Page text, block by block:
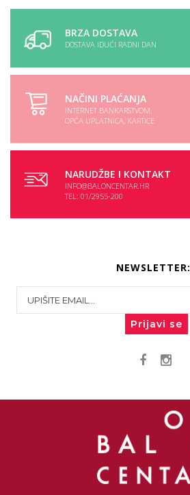
BRZA DOSTAVA
DOSTAVA IDUĆI RADNI DAN
NAČINI PLAĆANJA
INTERNET BANKARSTVOM,
OPĆA UPLATNICA, KARTICE
NARUDŽBE I KONTAKT
INFO@BALONCENTAR.HR
TEL: 01/2955-200
NEWSLETTER:
Prijavi se